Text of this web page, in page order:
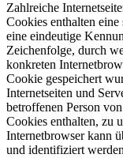
Zahlreiche
Cookies enthalten
eine eindeutige
Zeichenfolge, durch
konkreten
Cookie gespeichert
Internetseiten und
betroffenen Person
Cookies enthalten, zu
Internetbrowser kann
und identifiziert